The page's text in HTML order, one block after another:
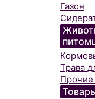
Газон
Трава
Прочие